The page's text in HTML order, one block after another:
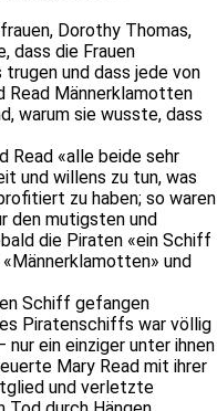
Dorothy Thomas,
dass die Frauen
und dass jede von
Read Männerklamotten
warum sie wusste, dass
Read «alle beide sehr
und willens zu tun, was
zu haben; so waren
den mutigsten und
die Piraten «ein Schiff
und
Schiff gefangen
Piratenschiffs war völlig
ein einziger unter ihnen
Mary Read mit ihrer
und verletzte